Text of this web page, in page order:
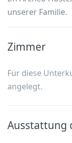
unserer Familie.
Zimmer
Für diese
angelegt.
Ausstattung